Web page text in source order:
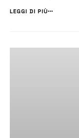
messaggio che
LEGGI DI PIÙ